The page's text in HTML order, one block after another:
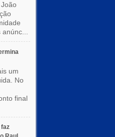
anúnc...
um
No
final